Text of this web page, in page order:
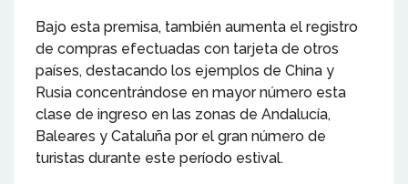
Bajo esta premisa, también aumenta el registro
de compras efectuadas con tarjeta de otros
países, destacando los ejemplos de China y
Rusia concentrándose en mayor número esta
clase de ingreso en las zonas de Andalucía,
Baleares y Cataluña por el gran número de
turistas durante este período estival.